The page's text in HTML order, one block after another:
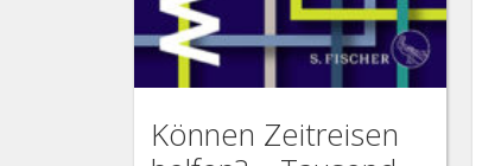
Können Zeitreisen